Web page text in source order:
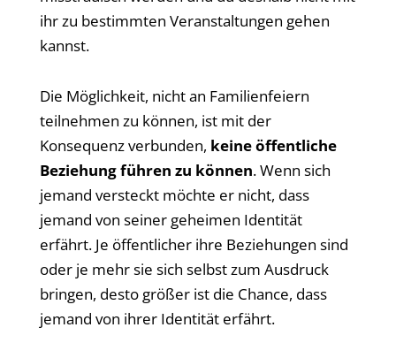
ihr zu bestimmten Veranstaltungen gehen
kannst.
Die Möglichkeit, nicht an Familienfeiern
teilnehmen zu können, ist mit der
Konsequenz verbunden, keine öffentliche
Beziehung führen zu können. Wenn sich
jemand versteckt möchte er nicht, dass
jemand von seiner geheimen Identität
erfährt. Je öffentlicher ihre Beziehungen sind
oder je mehr sie sich selbst zum Ausdruck
bringen, desto größer ist die Chance, dass
jemand von ihrer Identität erfährt.